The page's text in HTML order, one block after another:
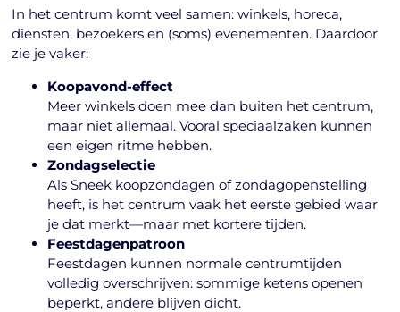
In het centrum komt veel samen: winkels, horeca,
diensten, bezoekers en (soms) evenementen. Daardoor
zie je vaker:
Koopavond-effect
Meer winkels doen mee dan buiten het centrum,
maar niet allemaal. Vooral speciaalzaken kunnen
een eigen ritme hebben.
Zondagselectie
Als Sneek koopzondagen of zondagopenstelling
heeft, is het centrum vaak het eerste gebied waar
je dat merkt—maar met kortere tijden.
Feestdagenpatroon
Feestdagen kunnen normale centrumtijden
volledig overschrijven: sommige ketens openen
beperkt, andere blijven dicht.